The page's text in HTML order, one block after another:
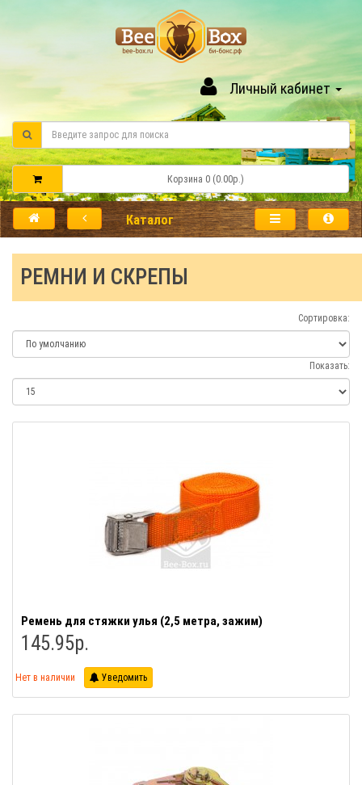
Личный кабинет
Корзина 0 (0.00р.)
Каталог
РЕМНИ И СКРЕПЫ
Сортировка:
Показать:
Ремень для стяжки улья (2,5 метра, зажим)
145.95р.
Нет в наличии Уведомить